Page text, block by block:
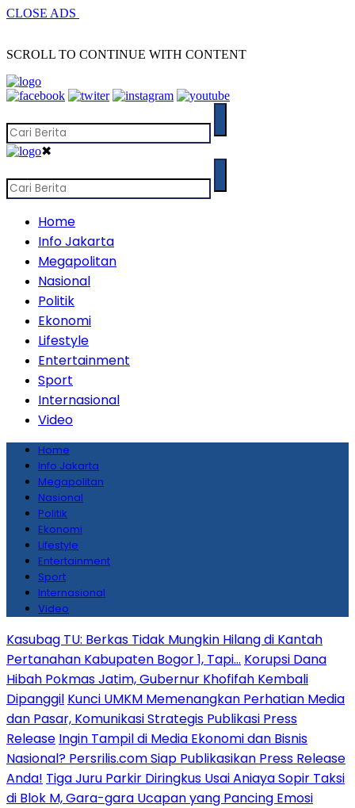
CLOSE ADS
SCROLL TO CONTINUE WITH CONTENT
✖
Home
Info Jakarta
Megapolitan
Nasional
Politik
Ekonomi
Lifestyle
Entertainment
Sport
Internasional
Video
Home
Info Jakarta
Megapolitan
Nasional
Politik
Ekonomi
Lifestyle
Entertainment
Sport
Internasional
Video
Kasubag TU: Berkas Tidak Mungkin Hilang di Kantah
Pertanahan Kabupaten Bogor 1, Tapi… Korupsi Dana
Hibah Pokmas Jatim, Gubernur Khofifah Kembali
Dipanggil Kunci UMKM Memenangkan Perhatian Media
dan Pasar, Komunikasi Strategis Publikasi Press
Release Ingin Tampil di Media Ekonomi dan Bisnis
Nasional? Persrilis.com Siap Publikasikan Press Release
Anda! Tiga Juru Parkir Diringkus Usai Aniaya Sopir Taksi
di Blok M, Gara-gara Ucapan yang Pancing Emosi